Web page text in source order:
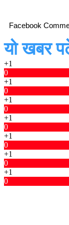
Facebook
यो खबर
+1
0
+1
0
+1
0
+1
0
+1
0
+1
0
+1
0